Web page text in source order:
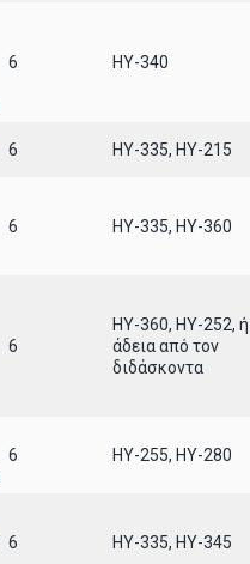
6 ΗΥ-340
6 ΗΥ-335, HY-215
6 ΗΥ-335, ΗΥ-360
6
ΗΥ-360, ΗΥ-252, ή
άδεια από τον
διδάσκοντα
6 ΗΥ-255, ΗΥ-280
6 ΗΥ-335, ΗΥ-345